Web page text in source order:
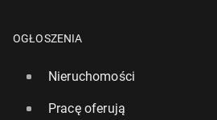
OGŁOSZENIA
Nieruchomości
Pracę oferują